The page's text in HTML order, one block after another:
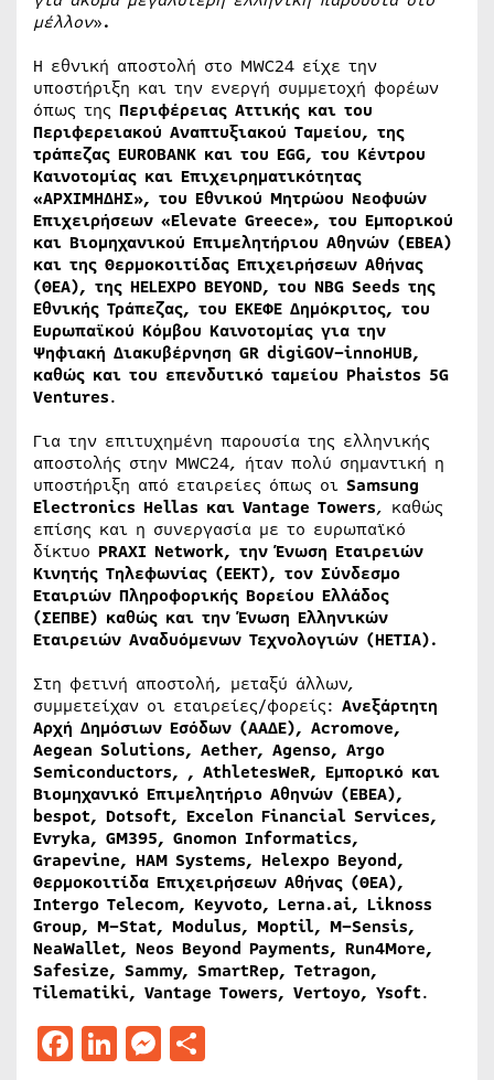
μέλλον».
Η εθνική αποστολή στο MWC24 είχε την
υποστήριξη και την ενεργή συμμετοχή φορέων
όπως της Περιφέρειας Αττικής και του
Περιφερειακού Αναπτυξιακού Ταμείου, της
τράπεζας EUROBANK και του EGG, του Κέντρου
Καινοτομίας και Επιχειρηματικότητας
«ΑΡΧΙΜΗΔΗΣ», του Εθνικού Μητρώου Νεοφυών
Επιχειρήσεων «Elevate Greece», του Εμπορικού
και Βιομηχανικού Επιμελητήριου Αθηνών (ΕΒΕΑ)
και της Θερμοκοιτίδας Επιχειρήσεων Αθήνας
(ΘΕΑ), της HELEXPO BEYOND, του NBG Seeds της
Εθνικής Τράπεζας, του ΕΚΕΦΕ Δημόκριτος, του
Ευρωπαϊκού Κόμβου Καινοτομίας για την
Ψηφιακή Διακυβέρνηση GR digiGOV–innoHUB,
καθώς και του επενδυτικό ταμείου Phaistos 5G
Ventures.
Για την επιτυχημένη παρουσία της ελληνικής
αποστολής στην MWC24, ήταν πολύ σημαντική η
υποστήριξη από εταιρείες όπως οι Samsung
Electronics Hellas και Vantage Towers, καθώς
επίσης και η συνεργασία με το ευρωπαϊκό
δίκτυο PRAXI Network, την Ένωση Εταιρειών
Κινητής Τηλεφωνίας (ΕΕΚΤ), τον Σύνδεσμο
Εταιριών Πληροφορικής Βορείου Ελλάδος
(ΣΕΠΒΕ) καθώς και την Ένωση Ελληνικών
Εταιρειών Αναδυόμενων Τεχνολογιών (HETIA).
Στη φετινή αποστολή, μεταξύ άλλων,
συμμετείχαν οι εταιρείες/φορείς: Ανεξάρτητη
Αρχή Δημόσιων Εσόδων (ΑΑΔΕ), Acromove,
Aegean Solutions, Aether, Agenso, Argo
Semiconductors, , AthletesWeR, Εμπορικό και
Βιομηχανικό Επιμελητήριο Αθηνών (ΕΒΕΑ),
bespot, Dotsoft, Excelon Financial Services,
Evryka, GM395, Gnomon Informatics,
Grapevine, HAM Systems, Helexpo Beyond,
Θερμοκοιτίδα Επιχειρήσεων Αθήνας (ΘΕΑ),
Intergo Telecom, Keyvoto, Lerna.ai, Liknoss
Group, M–Stat, Modulus, Moptil, M–Sensis,
NeaWallet, Neos Beyond Payments, Run4More,
Safesize, Sammy, SmartRep, Tetragon,
Tilematiki, Vantage Towers, Vertoyo, Ysoft.
Facebook
LinkedIn
Messenger